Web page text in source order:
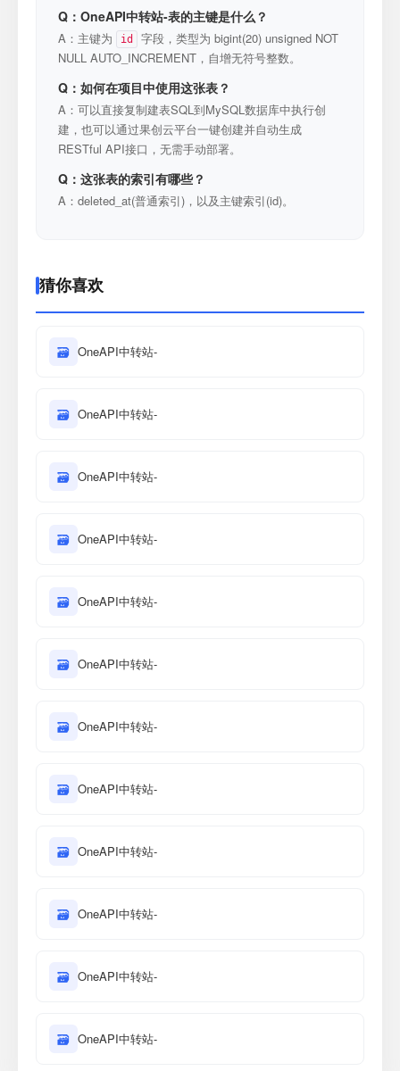
Q：OneAPI中转站-表的主键是什么？
A：主键为 id
字段，类型为 bigint(20) unsigned NOT
NULL AUTO_INCREMENT，自增无符号整数。
Q：如何在项目中使用这张表？
A：可以直接复制建表SQL到MySQL数据库中执行创
建，也可以通过果创云平台一键创建并自动生成
RESTful API接口，无需手动部署。
Q：这张表的索引有哪些？
A：deleted_at(普通索引)，以及主键索引(id)。
猜你喜欢
🗃 OneAPI中转站-
🗃 OneAPI中转站-
🗃 OneAPI中转站-
🗃 OneAPI中转站-
🗃 OneAPI中转站-
🗃 OneAPI中转站-
🗃 OneAPI中转站-
🗃 OneAPI中转站-
🗃 OneAPI中转站-
🗃 OneAPI中转站-
🗃 OneAPI中转站-
🗃 OneAPI中转站-